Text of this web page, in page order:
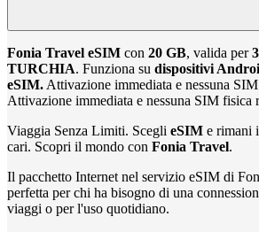
Fonia Travel eSIM con 20 GB, valida per
TURCHIA. Funziona su dispositivi
eSIM. Attivazione immediata e nessuna
Attivazione immediata e nessuna SIM fisica
Viaggia Senza Limiti. Scegli eSIM e rimani
cari. Scopri il mondo con Fonia Travel.
Il pacchetto Internet nel servizio eSIM di
perfetta per chi ha bisogno di una
viaggi o per l'uso quotidiano.